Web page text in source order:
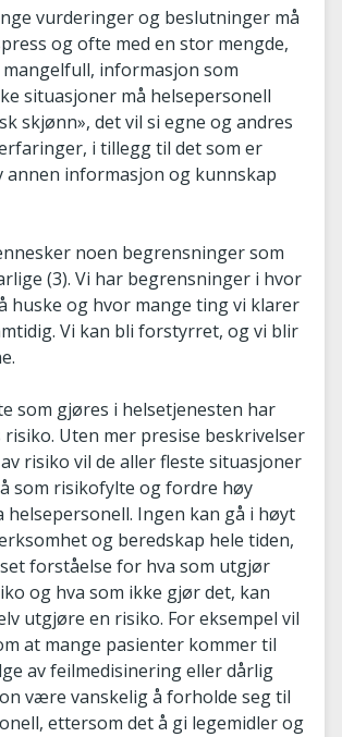
vurderinger og beslutninger må
og ofte med en stor mengde,
informasjon som
situasjoner må helsepersonell
skjønn», det vil si egne og andres
i tillegg til det som er
annen informasjon og kunnskap
noen begrensninger som
(3). Vi har begrensninger i hvor
huske og hvor mange ting vi klarer
Vi kan bli forstyrret, og vi blir
som gjøres i helsetjenesten har
Uten mer presise beskrivelser
risiko vil de aller fleste situasjoner
som risikofylte og fordre høy
helsepersonell. Ingen kan gå i høyt
og beredskap hele tiden,
forståelse for hva som utgjør
og hva som ikke gjør det, kan
utgjøre en risiko. For eksempel vil
at mange pasienter kommer til
av feilmedisinering eller dårlig
være vanskelig å forholde seg til
ettersom det å gi legemidler og